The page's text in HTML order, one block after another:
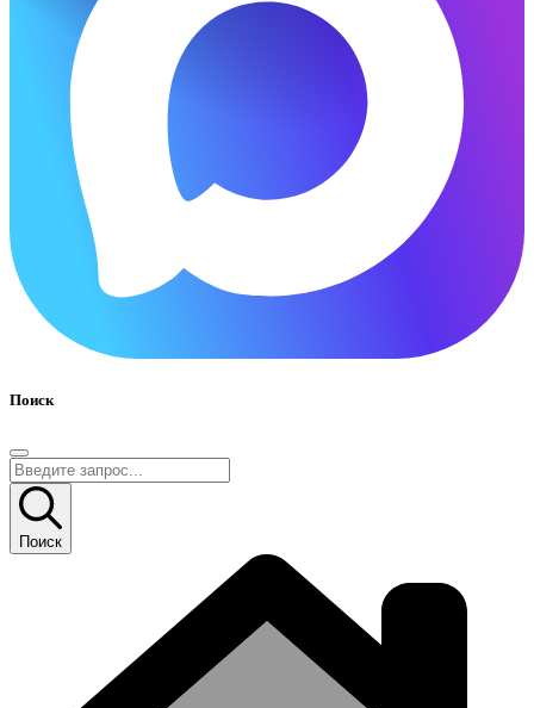
Поиск
Поиск